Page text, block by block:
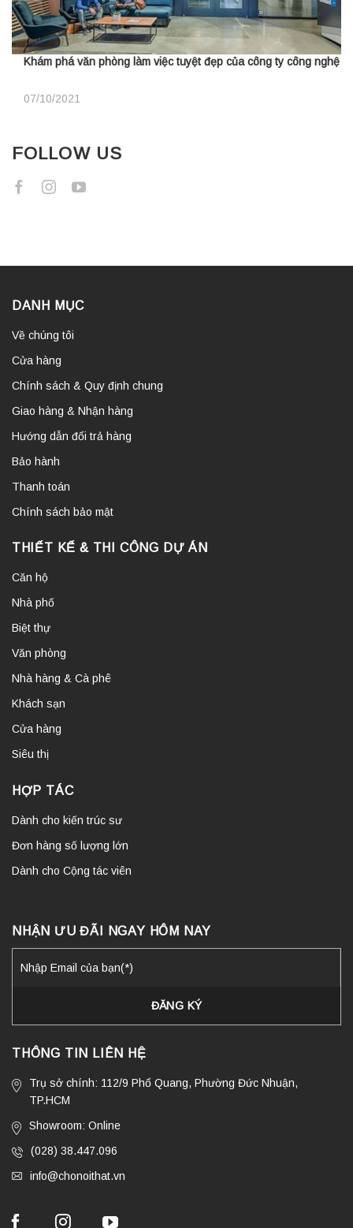
Khám phá văn phòng làm việc tuyệt đẹp của công ty công nghệ
07/10/2021
FOLLOW US
DANH MỤC
Về chúng tôi
Cửa hàng
Chính sách & Quy định chung
Giao hàng & Nhận hàng
Hướng dẫn đổi trả hàng
Bảo hành
Thanh toán
Chính sách bảo mật
THIẾT KẾ & THI CÔNG DỰ ÁN
Căn hộ
Nhà phố
Biệt thự
Văn phòng
Nhà hàng & Cà phê
Khách sạn
Cửa hàng
Siêu thị
HỢP TÁC
Dành cho kiến trúc sư
Đơn hàng số lượng lớn
Dành cho Cộng tác viên
NHẬN ƯU ĐÃI NGAY HÔM NAY
THÔNG TIN LIÊN HỆ
Trụ sở chính: 112/9 Phổ Quang, Phường Đức Nhuận,
TP.HCM
Showroom: Online
(028) 38.447.096
info@chonoithat.vn